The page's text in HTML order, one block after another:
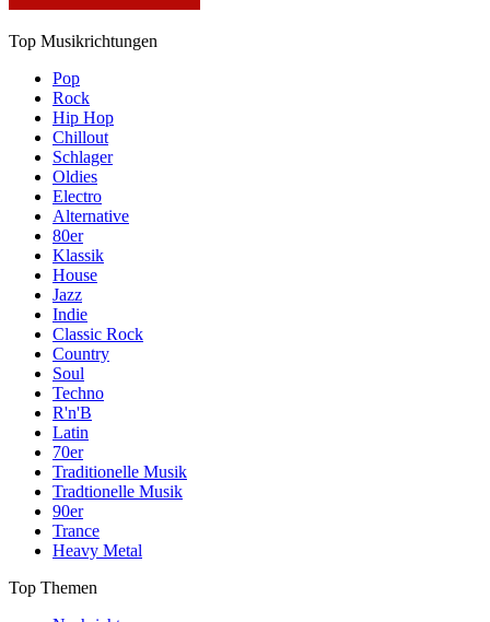
Top Musikrichtungen
Pop
Rock
Hip Hop
Chillout
Schlager
Oldies
Electro
Alternative
80er
Klassik
House
Jazz
Indie
Classic Rock
Country
Soul
Techno
R'n'B
Latin
70er
Traditionelle Musik
Tradtionelle Musik
90er
Trance
Heavy Metal
Top Themen